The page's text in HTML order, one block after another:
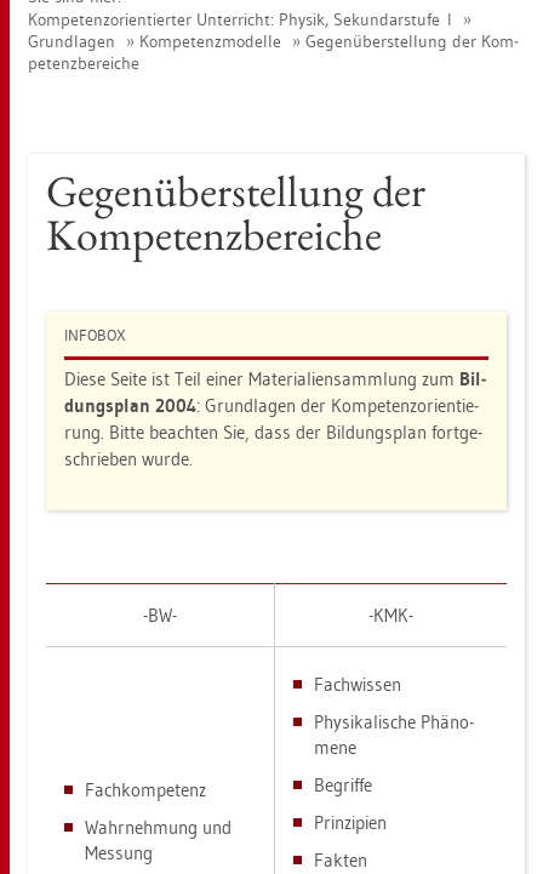
Kom­pe­tenz­ori­en­tier­ter Un­ter­richt: Phy­sik, Se­kun­dar­stu­fe I
Grund­la­gen
Kom­pe­tenz­mo­del­le
Ge­gen­über­stel­lung der Kom­
pe­tenz­be­rei­che
Ge­gen­über­stel­lung der
Kom­pe­tenz­be­rei­che
IN­FO­BOX
Diese Seite ist Teil einer Ma­te­ria­li­en­samm­lung zum Bil­
dungs­plan 2004: Grund­la­gen der Kom­pe­tenz­ori­en­tie­
rung. Bitte be­ach­ten Sie, dass der Bil­dungs­plan fort­ge­
schrie­ben wurde.
-BW- -KMK-
Fach­kom­pe­tenz
Wahr­neh­mung und
Mes­sung
Fach­wis­sen
Phy­si­ka­li­sche Phä­no­
me­ne
Be­grif­fe
Prin­zi­pi­en
Fak­ten